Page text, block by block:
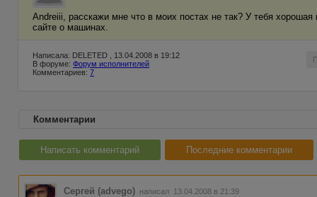
Andreiii, расскажи мне что в моих постах не так? У тебя
сайте о машинах.
Написала: DELETED , 13.04.2008 в 19:12
В форуме: Форум исполнителей
Комментариев: 7
Комментарии
Написать комментарий Последние комментарии
Сергей (advego) написал 13.04.2008 в 21:39